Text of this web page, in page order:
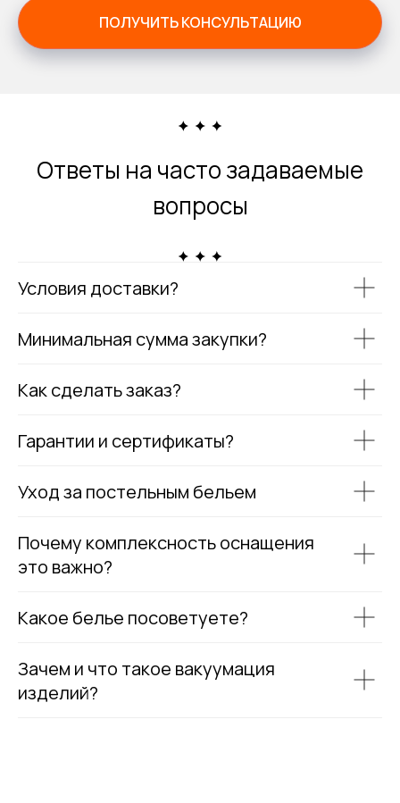
ПОЛУЧИТЬ КОНСУЛЬТАЦИЮ
Ответы на часто задаваемые
вопросы
Условия доставки?
Минимальная сумма закупки?
Как сделать заказ?
Гарантии и сертификаты?
Уход за постельным бельем
Почему комплексность оснащения
это важно?
Какое белье посоветуете?
Зачем и что такое вакуумация
изделий?